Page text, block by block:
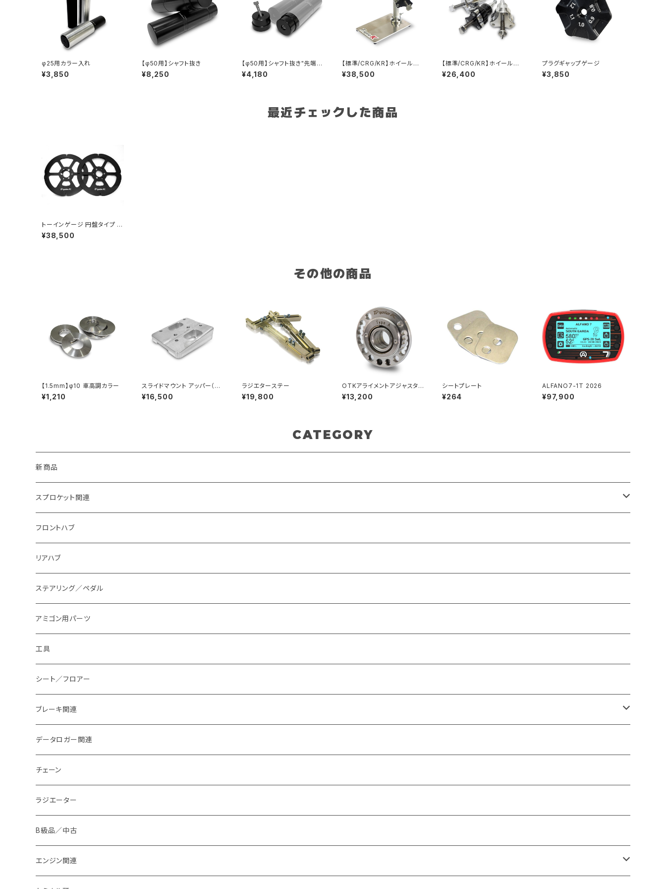
φ25用カラー入れ
¥3,850
【φ50用】シャフト抜き
¥8,250
【φ50用】シャフト抜き"先端パ
ーツ"
¥4,180
【標準/CRG/KR】ホイールバ
ランサー
¥38,500
【標準/CRG/KR】ホイールバ
ランサー スピンドル
¥26,400
プラグギャップゲージ
¥3,850
最近チェックした商品
トーインゲージ 円盤タイプ 2
枚セット
¥38,500
その他の商品
【1.5mm】φ10 車高調カラー
¥1,210
スライドマウント アッパー（各
種）
¥16,500
ラジエターステー
¥19,800
OTKアライメントアジャスタ
ーΦ10-TYPE A
¥13,200
シートプレート
¥264
ALFANO7-1T 2026
¥97,900
CATEGORY
新商品
スプロケット関連
翼～AKIRA~
匠
アミゴン
スプロケット本体
フロントハブ
リアハブ
ステアリング／ペダル
アミゴン用パーツ
工具
シート／フロアー
ブレーキ関連
ブレーキパッド
ブレーキダクト
データロガー関連
チェーン
ラジエーター
B級品／中古
エンジン関連